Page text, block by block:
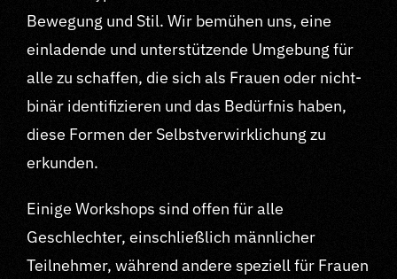
Bewegung und Stil. Wir bemühen uns, eine
einladende und unterstützende Umgebung für
alle zu schaffen, die sich als Frauen oder nicht-
binär identifizieren und das Bedürfnis haben,
diese Formen der Selbstverwirklichung zu
erkunden.
Einige Workshops sind offen für alle
Geschlechter, einschließlich männlicher
Teilnehmer, während andere speziell für Frauen